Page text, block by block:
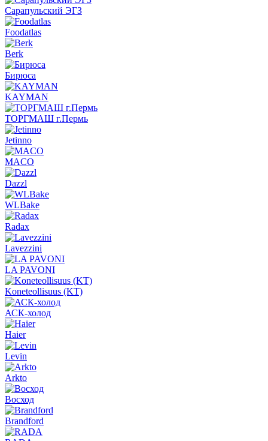
Сарапульский ЭГЗ
Foodatlas
Berk
Бирюса
KAYMAN
ТОРГМАШ г.Пермь
Jetinno
MACO
Dazzl
WLBake
Radax
Lavezzini
LA PAVONI
Koneteollisuus (KT)
АСК-холод
Haier
Levin
Arkto
Восход
Brandford